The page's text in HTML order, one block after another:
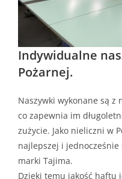
Indywidualne
Pożarnej.
Naszywki wykonane są z
co zapewnia im
zużycie. Jako nieliczni w
najlepszej i
marki Tajima.
Dzięki temu jakość haftu